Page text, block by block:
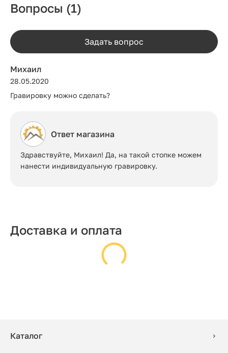
Вопросы (1)
Задать вопрос
Михаил
28.05.2020
Гравировку можно сделать?
Ответ магазина
Здравствуйте, Михаил! Да, на такой стопке можем
нанести индивидуальную гравировку.
Доставка и оплата
Каталог